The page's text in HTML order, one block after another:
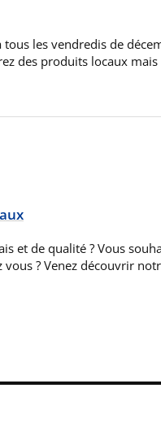
tous les vendredis de
des produits locaux
et de qualité ? Vous
? Venez découvrir